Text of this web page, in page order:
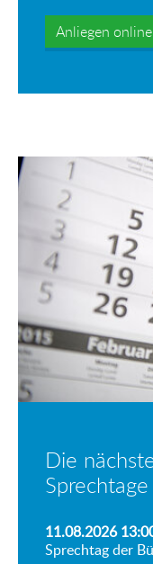
Anliegen
Die
Sprechtage
11.08.2026
Sprechtag der